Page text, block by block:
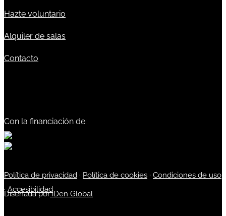
Hazte voluntario
Alquiler de salas
Contacto
Con la financiación de:
Política de privacidad · Política de cookies · Condiciones de uso
·Accesibilidad
Diseñada poriDen Global